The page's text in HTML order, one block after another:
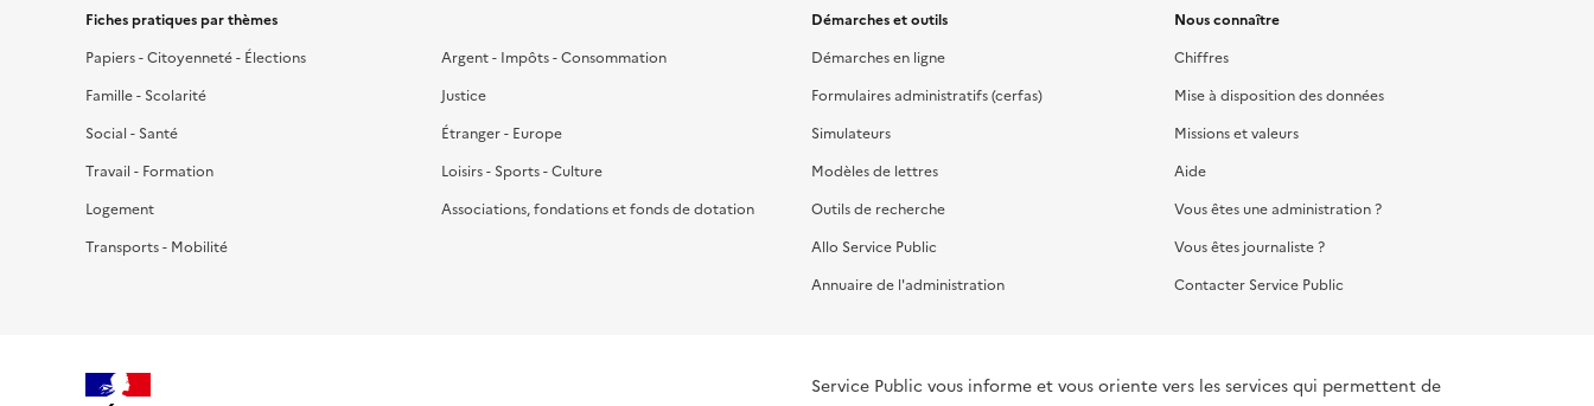
Fiches pratiques par thèmes
Papiers - Citoyenneté - Élections
Famille - Scolarité
Social - Santé
Travail - Formation
Logement
Transports - Mobilité
Argent - Impôts - Consommation
Justice
Étranger - Europe
Loisirs - Sports - Culture
Associations, fondations et fonds de dotation
Démarches et outils
Démarches en ligne
Formulaires administratifs (cerfas)
Simulateurs
Modèles de lettres
Outils de recherche
Allo Service Public
Annuaire de l'administration
Nous connaître
Chiffres
Mise à disposition des données
Missions et valeurs
Aide
Vous êtes une administration ?
Vous êtes journaliste ?
Contacter Service Public
Service Public vous informe et vous oriente vers les services qui permettent de